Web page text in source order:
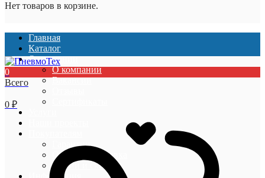
Нет товаров в корзине.
Главная
Каталог
О компании
О компании
Вакансии
Гарантии
Оплата и доставка
Акции и скидки
0
Всего
0 ₽